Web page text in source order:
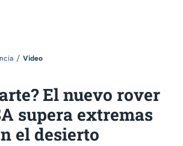
Video
El nuevo rover
supera extremas
el desierto